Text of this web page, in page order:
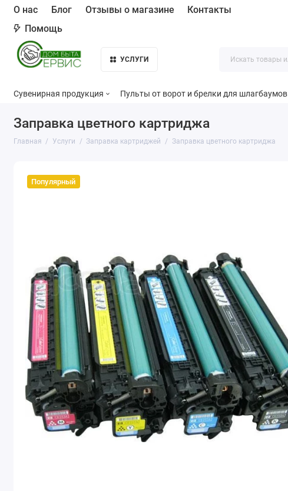
О нас Блог Отзывы о магазине
Контакты
Помощь
УСЛУГИ
Сувенирная продукция Пульты от ворот и брелки для шлагбаумов
Заправка цветного картриджа
Главная Услуги Заправка картриджей Заправка цветного картриджа
Популярный